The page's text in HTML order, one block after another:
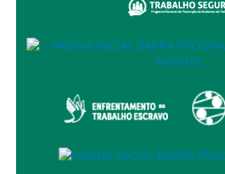
Governança das Contratações
Gestão de Riscos